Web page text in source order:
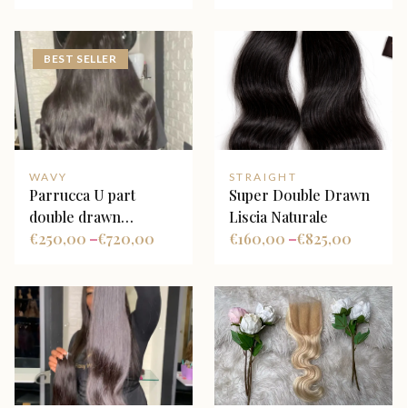
BEST SELLER
WAVY
Parrucca U part
double drawn
ondulata naturale
250,00
€ – 720,00
€
STRAIGHT
Super Double Drawn
Liscia Naturale
160,00
€ – 825,00
€